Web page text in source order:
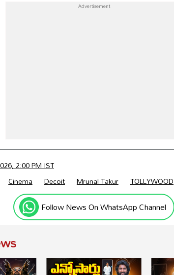
2:00 PM IST
Cinema Decoit Mrunal Takur TOLLYWOOD
Follow News On WhatsApp Channel